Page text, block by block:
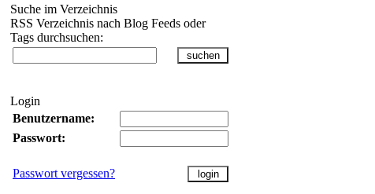
Suche im Verzeichnis
RSS Verzeichnis nach Blog Feeds oder
Tags durchsuchen:
Login
Benutzername:
Passwort:
Passwort vergessen?